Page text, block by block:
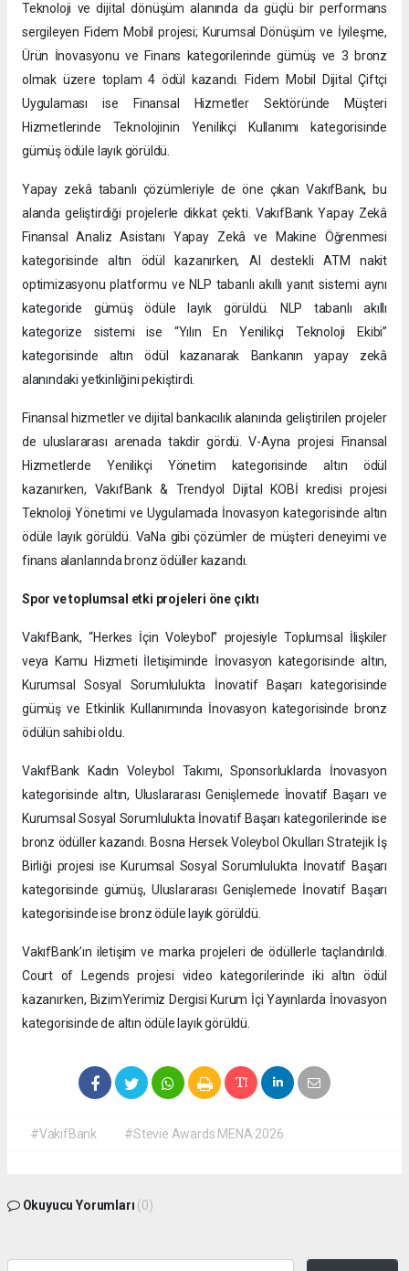
Teknoloji ve dijital dönüşüm alanında da güçlü bir performans
sergileyen Fidem Mobil projesi; Kurumsal Dönüşüm ve İyileşme,
Ürün İnovasyonu ve Finans kategorilerinde gümüş ve 3 bronz
olmak üzere toplam 4 ödül kazandı. Fidem Mobil Dijital Çiftçi
Uygulaması ise Finansal Hizmetler Sektöründe Müşteri
Hizmetlerinde Teknolojinin Yenilikçi Kullanımı kategorisinde
gümüş ödüle layık görüldü.
Yapay zekâ tabanlı çözümleriyle de öne çıkan VakıfBank, bu
alanda geliştirdiği projelerle dikkat çekti. VakıfBank Yapay Zekâ
Finansal Analiz Asistanı Yapay Zekâ ve Makine Öğrenmesi
kategorisinde altın ödül kazanırken, AI destekli ATM nakit
optimizasyonu platformu ve NLP tabanlı akıllı yanıt sistemi aynı
kategoride gümüş ödüle layık görüldü. NLP tabanlı akıllı
kategorize sistemi ise “Yılın En Yenilikçi Teknoloji Ekibi”
kategorisinde altın ödül kazanarak Bankanın yapay zekâ
alanındaki yetkinliğini pekiştirdi.
Finansal hizmetler ve dijital bankacılık alanında geliştirilen projeler
de uluslararası arenada takdir gördü. V-Ayna projesi Finansal
Hizmetlerde Yenilikçi Yönetim kategorisinde altın ödül
kazanırken, VakıfBank & Trendyol Dijital KOBİ kredisi projesi
Teknoloji Yönetimi ve Uygulamada İnovasyon kategorisinde altın
ödüle layık görüldü. VaNa gibi çözümler de müşteri deneyimi ve
finans alanlarında bronz ödüller kazandı.
Spor ve toplumsal etki projeleri öne çıktı
VakıfBank, “Herkes İçin Voleybol” projesiyle Toplumsal İlişkiler
veya Kamu Hizmeti İletişiminde İnovasyon kategorisinde altın,
Kurumsal Sosyal Sorumlulukta İnovatif Başarı kategorisinde
gümüş ve Etkinlik Kullanımında İnovasyon kategorisinde bronz
ödülün sahibi oldu.
VakıfBank Kadın Voleybol Takımı, Sponsorluklarda İnovasyon
kategorisinde altın, Uluslararası Genişlemede İnovatif Başarı ve
Kurumsal Sosyal Sorumlulukta İnovatif Başarı kategorilerinde ise
bronz ödüller kazandı. Bosna Hersek Voleybol Okulları Stratejik İş
Birliği projesi ise Kurumsal Sosyal Sorumlulukta İnovatif Başarı
kategorisinde gümüş, Uluslararası Genişlemede İnovatif Başarı
kategorisinde ise bronz ödüle layık görüldü.
VakıfBank’ın iletişim ve marka projeleri de ödüllerle taçlandırıldı.
Court of Legends projesi video kategorilerinde iki altın ödül
kazanırken, BizimYerimiz Dergisi Kurum İçi Yayınlarda İnovasyon
kategorisinde de altın ödüle layık görüldü.
#VakıfBank #Stevie Awards MENA 2026
Okuyucu Yorumları (0)